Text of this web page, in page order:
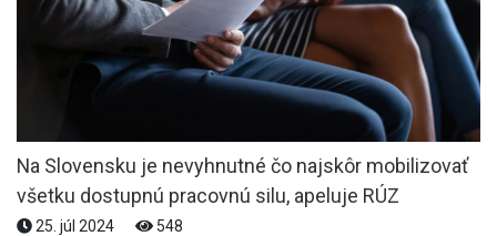
Na Slovensku je nevyhnutné čo najskôr mobilizovať
všetku dostupnú pracovnú silu, apeluje RÚZ
25. júl 2024 548